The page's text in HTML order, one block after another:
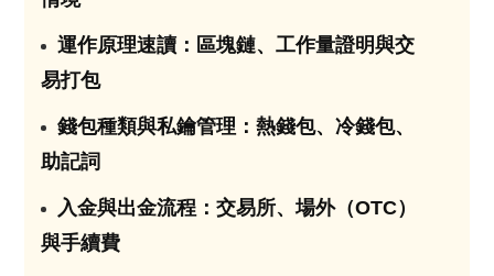
運作原理速讀：區塊鏈、工作量證明與交
易打包
錢包種類與私鑰管理：熱錢包、冷錢包、
助記詞
入金與出金流程：交易所、場外（OTC）
與手續費